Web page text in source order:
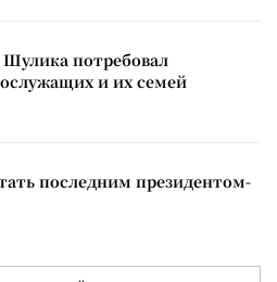
потребовал
и их семей
последним президентом-